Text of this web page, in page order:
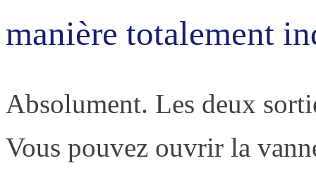
manière totalement
Absolument. Les deux
Vous pouvez ouvrir la